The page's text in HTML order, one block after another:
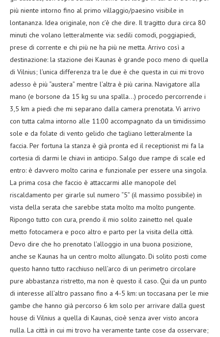
più niente intorno fino al primo villaggio/paesino visibile in
lontananza. Idea originale, non c’è che dire. Il tragitto dura circa 80
minuti che volano letteralmente via: sedili comodi, poggiapiedi,
prese di corrente e chi più ne ha più ne metta. Arrivo così a
destinazione: la stazione dei Kaunas è grande poco meno di quella
di Vilnius; l’unica differenza tra le due è che questa in cui mi trovo
adesso è più “austera” mentre l’altra è più carina. Navigatore alla
mano (e borsone da 15 kg su una spalla…) procedo percorrende i
3,5 km a piedi che mi separano dalla camera prenotata. Vi arrivo
con tutta calma intorno alle 11:00 accompagnato da un timidissimo
sole e da folate di vento gelido che tagliano letteralmente la
faccia. Per fortuna la stanza è già pronta ed il receptionist mi fa la
cortesia di darmi le chiavi in anticipo. Salgo due rampe di scale ed
entro: è davvero molto carina e funzionale per essere una singola.
La prima cosa che faccio è attaccarmi alle manopole del
riscaldamento per girarle sul numero “5” (il massimo possibile) in
vista della serata che sarebbe stata molto ma molto pungente.
Ripongo tutto con cura, prendo il mio solito zainetto nel quale
metto fotocamera e poco altro e parto per la visita della città.
Devo dire che ho prenotato l’alloggio in una buona posizione,
anche se Kaunas ha un centro molto allungato. Di solito posti come
questo hanno tutto racchiuso nell’arco di un perimetro circolare
pure abbastanza ristretto, ma non è questo il caso. Qui da un punto
di interesse all’altro passano fino a 4-5 km: un toccasana per le mie
gambe che hanno già percorso 6 km solo per arrivare dalla guest
house di Vilnius a quella di Kaunas, cioè senza aver visto ancora
nulla. La città in cui mi trovo ha veramente tante cose da osservare;